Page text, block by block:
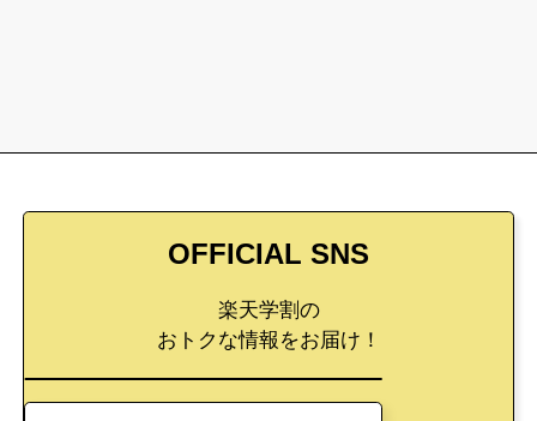
OFFICIAL SNS
楽天学割の
おトクな情報をお届け！